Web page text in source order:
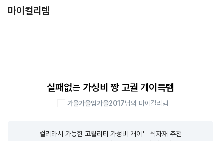
마이컬리템
실패없는 가성비 짱 고퀄 개이득템
가을가을임가을2017님의 마이컬리템
컬리라서 가능한 고퀄리티 가성비 개이득 식자재 추천